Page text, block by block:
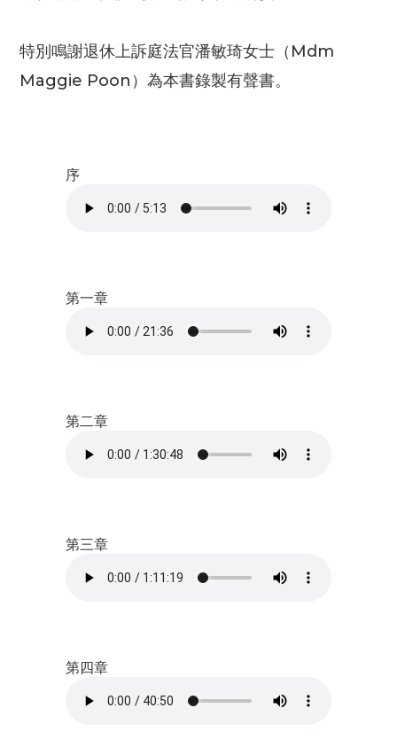
特別鳴謝退休上訴庭法官潘敏琦女士（Mdm
Maggie Poon）為本書錄製有聲書。
序
第一章
第二章
第三章
第四章